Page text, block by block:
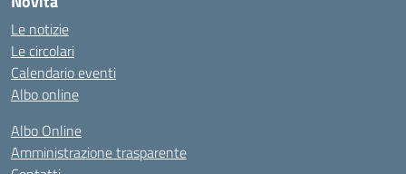
Le notizie
Le circolari
Calendario eventi
Albo online
Albo Online
Amministrazione trasparente